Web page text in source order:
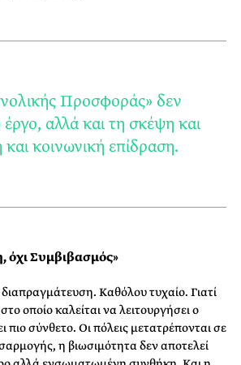
Προσφοράς» δεν
αλλά και τη σκέψη και
και κοινωνική επίδραση.
όχι Συμβιβασμός»
Καθόλου τυχαίο. Γιατί
οποίο καλείται να λειτουργήσει ο
πιο σύνθετο. Οι πόλεις μετατρέπονται σε
η βιωσιμότητα δεν αποτελεί